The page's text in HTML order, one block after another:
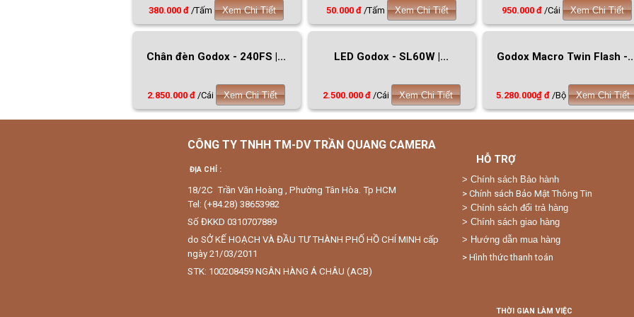
380.000 đ /Tấm Xem Chi Tiết 50.000 đ /Tấm Xem Chi Tiết 950.000 đ /Cái Xem Chi Tiết
Chân đèn Godox - 240FS |...
2.850.000 đ /Cái Xem Chi Tiết
LED Godox - SL60W |...
2.500.000 đ /Cái Xem Chi Tiết
Godox Macro Twin Flash -
5.280.000₫ đ /Bộ Xem Chi Tiết
CÔNG TY TNHH TM-DV TRẦN QUANG CAMERA
ĐỊA CHỈ :
18/2C Trần Văn Hoàng , Phường Tân Hòa. Tp HCM
Tel: (+84.28) 38653982
Số ĐKKD 0310707889
do SỞ KẾ HOẠCH VÀ ĐẦU TƯ THÀNH PHỐ HỒ CHÍ MINH cấp
ngày 21/03/2011
STK: 100208459 NGÂN HÀNG Á CHÂU (ACB)
HỖ TRỢ
> Chính sách Bảo hành
> Chính sách Bảo Mật Thông Tin
> Chính sách đổi trả hàng
> Chính sách giao hàng
> Hướng dẫn mua hàng
> Hình thức thanh toán
THỜI GIAN LÀM VIỆC